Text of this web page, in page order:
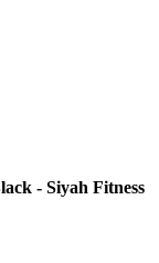
- Siyah Fitness